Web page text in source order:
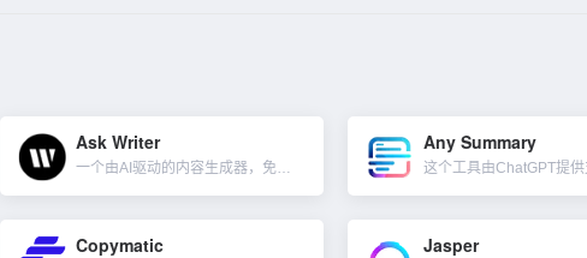
Ask Writer
一个由AI驱动的内容生成器，免费版本也可以浏览网页。可以写任何你想要的内容，包括内容摘要、广告文案、博客文章、产品价值、销售电子邮件等。此外，与其他基于 GPT 的应用程序不同，Ask Writer...
Any Summary
Copymatic Jasper